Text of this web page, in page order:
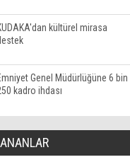
kültürel mirasa
Genel Müdürlüğüne 6 bin
kadro ihdası